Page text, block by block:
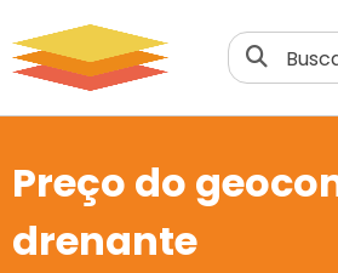
Preço do
drenante